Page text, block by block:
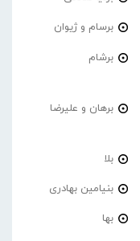
برسام و ژیوان
برشام
برهان و علیرضا
بلا
بنیامین بهادری
بها